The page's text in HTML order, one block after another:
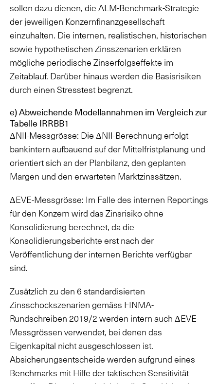
sollen dazu dienen, die ALM-Benchmark-Strategie
der jeweiligen Konzernfinanzgesellschaft
einzuhalten. Die internen, realistischen, historischen
sowie hypothetischen Zinsszenarien erklären
mögliche periodische Zinserfolgseffekte im
Zeitablauf. Darüber hinaus werden die Basisrisiken
durch einen Stresstest begrenzt.
e) Abweichende Modellannahmen im Vergleich zur
Tabelle IRRBB1
ΔNII-Messgrösse: Die ΔNII-Berechnung erfolgt
bankintern aufbauend auf der Mittelfristplanung und
orientiert sich an der Planbilanz, den geplanten
Margen und den erwarteten Marktzinssätzen.
ΔEVE-Messgrösse: Im Falle des internen Reportings
für den Konzern wird das Zinsrisiko ohne
Konsolidierung berechnet, da die
Konsolidierungsberichte erst nach der
Veröffentlichung der internen Berichte verfügbar
sind.
Zusätzlich zu den 6 standardisierten
Zinsschockszenarien gemäss FINMA-
Rundschreiben 2019/2 werden intern auch ΔEVE-
Messgrössen verwendet, bei denen das
Eigenkapital nicht ausgeschlossen ist.
Absicherungsentscheide werden aufgrund eines
Benchmarks mit Hilfe der taktischen Sensitivität